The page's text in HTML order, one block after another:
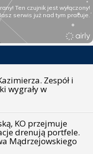
Zespół i
wygrały w
KO przejmuje
drenują portfele.
Mądrzejowskiego